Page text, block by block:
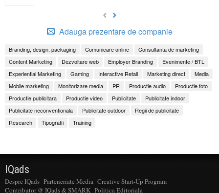
Adauga prezentare de companie
Branding, design, packaging Comunicare online
Consultanta de marketing
Content Marketing
Dezvoltare web Employer Branding
Evenimente / BTL
Experiential Marketing
Gaming Interactive Retail Marketing direct
Media
Mobile marketing
Monitorizare media PR Productie audio
Productie foto
Productie publicitara
Productie video Publicitate
Publicitate indoor
Publicitate neconventionala
Publicitate outdoor
Regii de publicitate
Research
Tipografii Training
IQads
Despre IQads Parteneriate Media Creative Start-Up Program
Contributor @ IQads & SMARK Politica Editoriala